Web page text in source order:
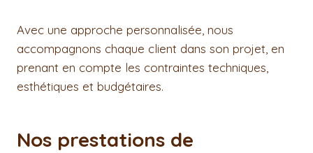
Avec une approche personnalisée, nous
accompagnons chaque client dans son projet, en
prenant en compte les contraintes techniques,
esthétiques et budgétaires.
Nos prestations de